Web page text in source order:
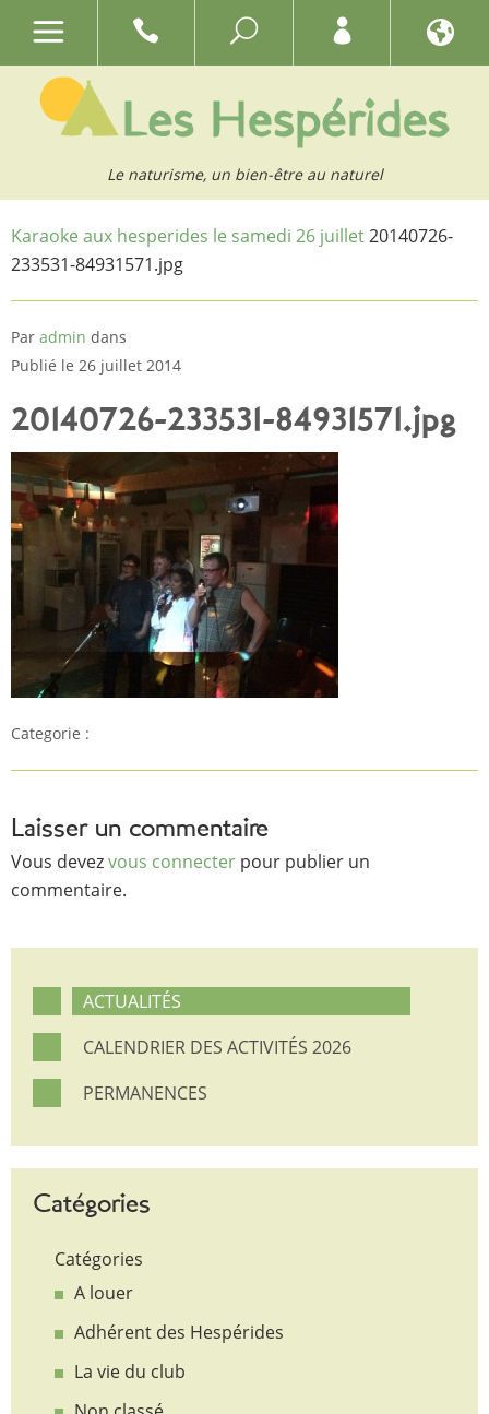
Le naturisme, un bien-être au naturel
Karaoke aux hesperides le samedi 26 juillet20140726-
233531-84931571.jpg
Par admin dans
Publié le 26 juillet 2014
20140726-233531-84931571.jpg
Categorie :
Laisser un commentaire
Vous devezvous connecter pour publier un
commentaire.
ACTUALITÉS
CALENDRIER DES ACTIVITÉS 2026
PERMANENCES
Catégories
Catégories
A louer
Adhérent des Hespérides
La vie du club